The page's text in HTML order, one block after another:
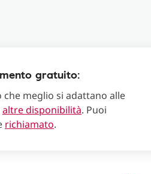
gratuito:
che meglio si adattano alle
altre disponibilità. Puoi
richiamato.